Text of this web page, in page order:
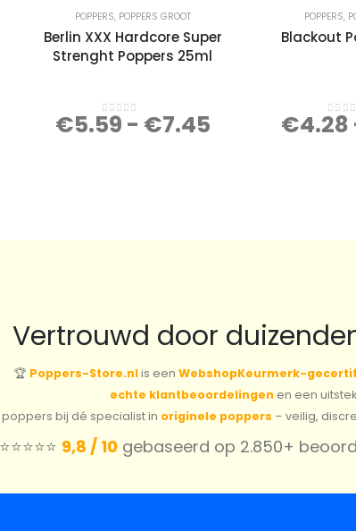
POPPERS, POPPERS GROOT
Berlin XXX Hardcore Super
Strenght Poppers 25ml
0 out of 5
€5.59 - €7.45
POPPERS,
Blackout
0out
€4.28
Vertrouwd door
🏆 Poppers-Store.nlis een WebshopKeurmerk-
echte klantbeoordelingen en een
poppers bij dé specialist in originele poppers – veilig,
⭐️⭐️⭐️⭐️⭐️ 9,8 / 10gebaseerd op 2.850+